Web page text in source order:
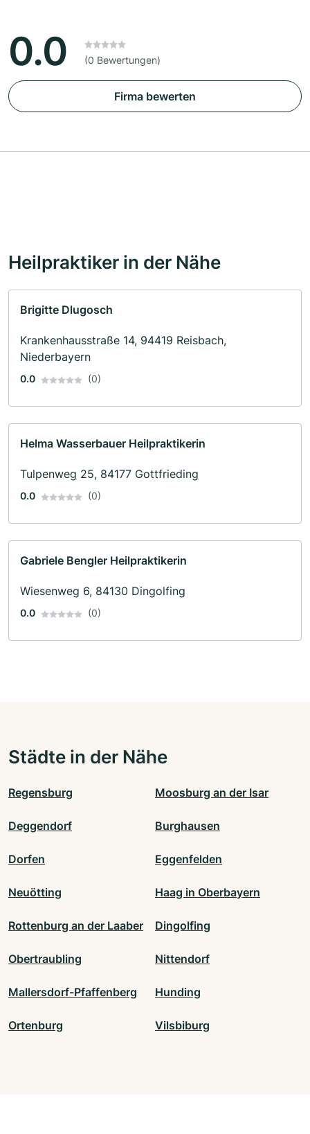
0.0 (0 Bewertungen)
Firma bewerten
Heilpraktiker in der Nähe
Brigitte Dlugosch
Krankenhausstraße 14, 94419 Reisbach,
Niederbayern
0.0 (0)
Helma Wasserbauer Heilpraktikerin
Tulpenweg 25, 84177 Gottfrieding
0.0 (0)
Gabriele Bengler Heilpraktikerin
Wiesenweg 6, 84130 Dingolfing
0.0 (0)
Städte in der Nähe
Regensburg Moosburg an der Isar
Deggendorf Burghausen
Dorfen Eggenfelden
Neuötting Haag in Oberbayern
Rottenburg an der Laaber Dingolfing
Obertraubling Nittendorf
Mallersdorf-Pfaffenberg Hunding
Ortenburg Vilsbiburg